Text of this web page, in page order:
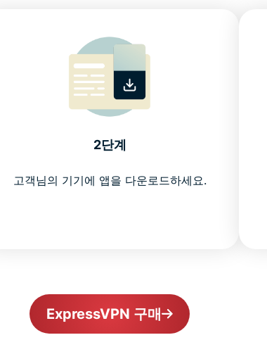
2단계
고객님의 기기에 앱을 다운로드하세요.
ExpressVPN 구매